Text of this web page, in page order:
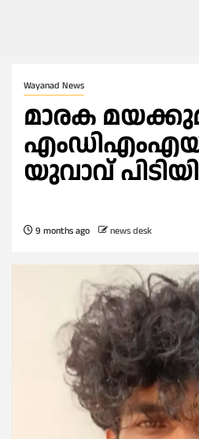
Wayanad News
മാരക
യുവാവ്
9 months ago news desk